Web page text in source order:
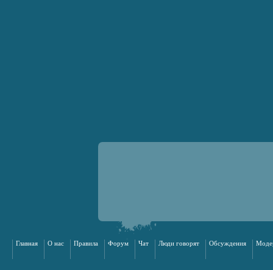
Главная О нас Правила Форум Чат Люди говорят Обсуждения